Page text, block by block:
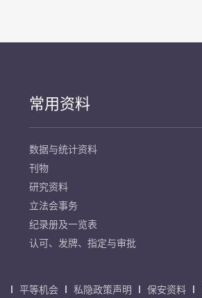
常用资料
数据与统计资料
刊物
研究资料
立法会事务
纪录册及一览表
认可、发牌、指定与审批
平等机会 私隐政策声明 保安资料